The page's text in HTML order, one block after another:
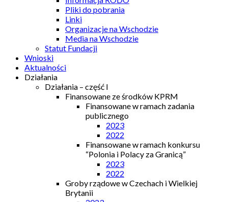
Pliki do pobrania
Linki
Organizacje na Wschodzie
Media na Wschodzie
Statut Fundacji
Wnioski
Aktualności
Działania
Działania – część I
Finansowane ze środków KPRM
Finansowane w ramach zadania
publicznego
2023
2022
Finansowane w ramach konkursu
“Polonia i Polacy za Granicą”
2023
2022
Groby rządowe w Czechach i Wielkiej
Brytanii